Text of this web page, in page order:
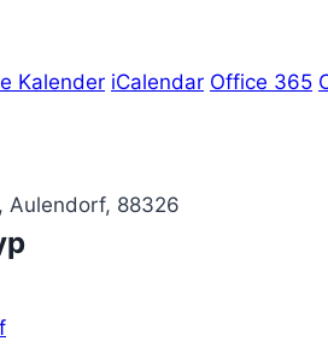
Kalender iCalendar Office 365
Aulendorf, 88326